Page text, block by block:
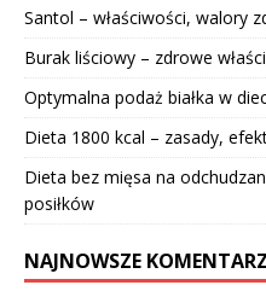
Santol – właściwości, walory
Burak liściowy – zdrowe
Optymalna podaż białka w
Dieta 1800 kcal – zasady,
Dieta bez mięsa na
posiłków
NAJNOWSZE